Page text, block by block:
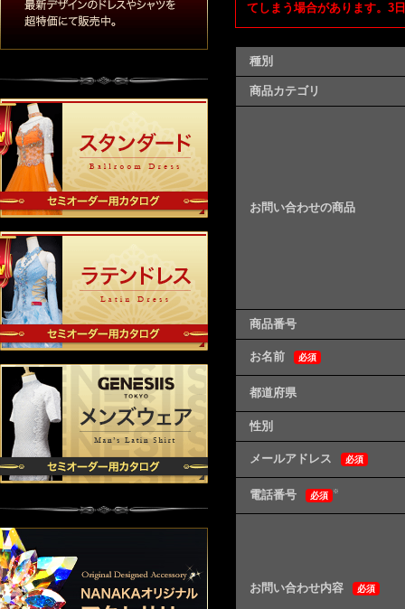
てしまう場合があります。3
種別
商品カテゴリ
お問い合わせの商品
商品番号
お名前 必須
都道府県
性別
メールアドレス 必須
電話番号 必須 ※
お問い合わせ内容 必須